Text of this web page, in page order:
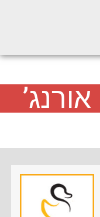
אורנג’